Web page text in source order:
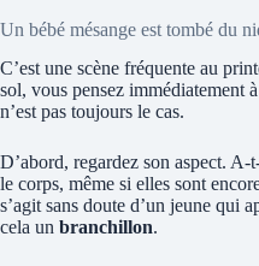
Un bébé mésange est tombé du
C’est une scène fréquente au
sol, vous pensez immédiatement
n’est pas toujours le cas.
D’abord, regardez son aspect. A-
le corps, même si elles sont
s’agit sans doute d’un jeune qui
cela un branchillon.